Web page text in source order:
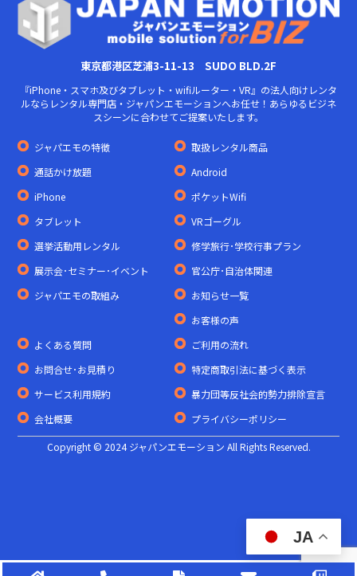
東京都港区芝浦3-11-13 SUDO BLD.2F
『iPhone・スマホ及びタブレット・wifiルーター・VR』の法人向けレンタ
ルならレンタル専門店・ジャパンエモーションへお任せ！あらゆるビジネ
スシーンに合わせてご提案いたします。
ジャパエモの特徴
取扱レンタル商品
通話かけ放題
Android
iPhone
ポケットWifi
タブレット
VRゴーグル
選挙活動用レンタル
修学旅行･学校行事プラン
展示会･セミナー･イベント
官公庁･自治体関連
ジャパエモの取組み
お知らせ一覧
お客様の声
よくある質問
ご利用の流れ
お問合せ･お見積り
特定商取引法に基づく表示
サービス利用規約
暴力団等反社会的勢力排除宣言
会社概要
プライバシーポリシー
Copyright © 2024 ジャパンエモーション All Rights Reserved.
JA